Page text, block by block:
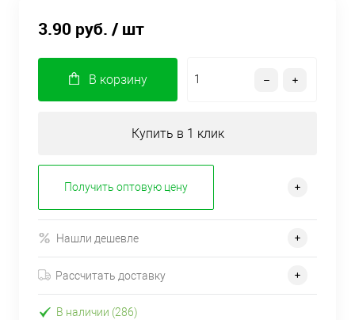
3.90 руб. / шт
В корзину
Купить в 1 клик
Получить оптовую цену
Нашли дешевле
Рассчитать доставку
В наличии (286)